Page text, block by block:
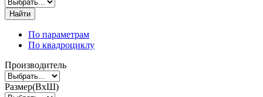
Найти
По параметрам
По квадроциклу
Производитель
Размер(ВxШ)